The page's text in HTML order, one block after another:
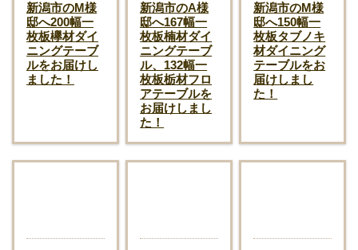
新潟市のM様
邸へ200幅一
枚板欅材ダイ
ニングテーブ
ルをお届けし
ました！
新潟市のA様
邸へ167幅一
枚板楠材ダイ
ニングテーブ
ル、132幅一
枚板栃材フロ
アテーブルを
お届けしまし
た！
新潟市のM様
邸へ150幅一
枚板タブノキ
材ダイニング
テーブルをお
届けしまし
た！